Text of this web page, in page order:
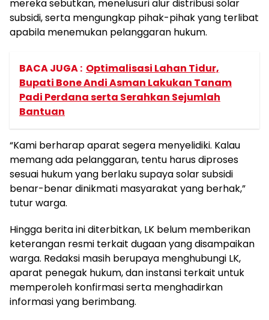
mereka sebutkan, menelusuri alur distribusi solar
subsidi, serta mengungkap pihak-pihak yang terlibat
apabila menemukan pelanggaran hukum.
BACA JUGA : Optimalisasi Lahan Tidur,
Bupati Bone Andi Asman Lakukan Tanam
Padi Perdana serta Serahkan Sejumlah
Bantuan
“Kami berharap aparat segera menyelidiki. Kalau
memang ada pelanggaran, tentu harus diproses
sesuai hukum yang berlaku supaya solar subsidi
benar-benar dinikmati masyarakat yang berhak,”
tutur warga.
Hingga berita ini diterbitkan, LK belum memberikan
keterangan resmi terkait dugaan yang disampaikan
warga. Redaksi masih berupaya menghubungi LK,
aparat penegak hukum, dan instansi terkait untuk
memperoleh konfirmasi serta menghadirkan
informasi yang berimbang.